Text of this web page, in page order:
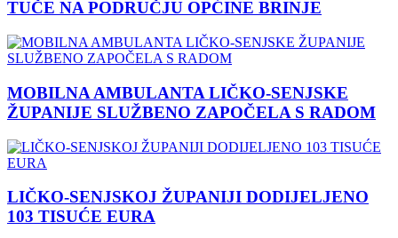
TUČE NA PODRUČJU OPĆINE BRINJE
MOBILNA AMBULANTA LIČKO-SENJSKE
ŽUPANIJE SLUŽBENO ZAPOČELA S RADOM
LIČKO-SENJSKOJ ŽUPANIJI DODIJELJENO
103 TISUĆE EURA